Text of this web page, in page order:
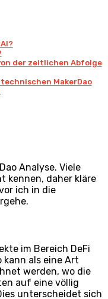
der zeitlichen Abfolge
MakerDao
Analyse. Viele
kennen, daher kläre
ich in die
im Bereich DeFi
kann als eine Art
werden, wo die
auf eine völlig
unterscheidet sich